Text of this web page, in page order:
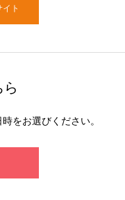
ト
をお選びください。